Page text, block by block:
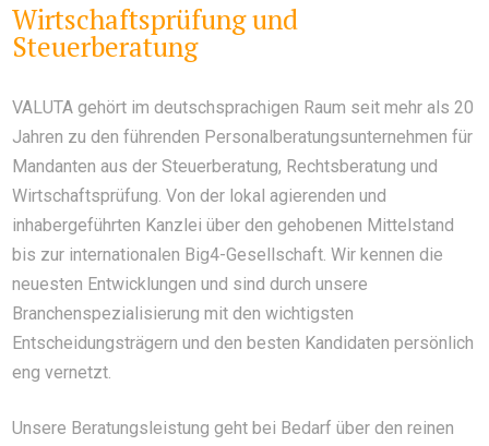
Wirtschaftsprüfung und
Steuerberatung
VALUTA gehört im deutschsprachigen Raum seit mehr als 20
Jahren zu den führenden Personalberatungsunternehmen für
Mandanten aus der Steuerberatung, Rechtsberatung und
Wirtschaftsprüfung. Von der lokal agierenden und
inhabergeführten Kanzlei über den gehobenen Mittelstand
bis zur internationalen Big4-Gesellschaft. Wir kennen die
neuesten Entwicklungen und sind durch unsere
Branchenspezialisierung mit den wichtigsten
Entscheidungsträgern und den besten Kandidaten persönlich
eng vernetzt.
Unsere Beratungsleistung geht bei Bedarf über den reinen